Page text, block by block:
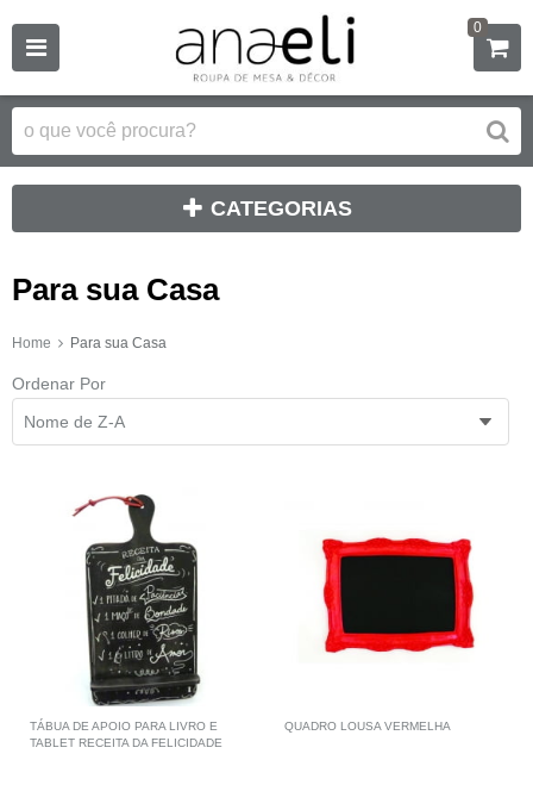
0
CATEGORIAS
Para sua Casa
Home Para sua Casa
Ordenar Por
Nome de Z-A
TÁBUA DE APOIO PARA LIVRO E
TABLET RECEITA DA FELICIDADE
QUADRO LOUSA VERMELHA